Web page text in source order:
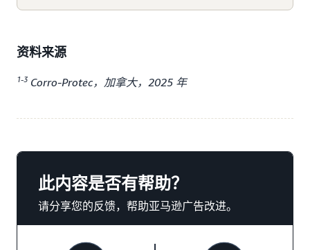
资料来源
1-3 Corro-Protec，加拿大，2025 年
此内容是否有帮助？
请分享您的反馈，帮助亚马逊广告改进。